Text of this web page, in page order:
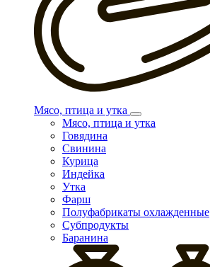
Мясо, птица и утка
Мясо, птица и утка
Говядина
Свинина
Курица
Индейка
Утка
Фарш
Полуфабрикаты охлажденные
Субпродукты
Баранина